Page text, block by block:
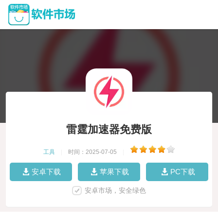
雷霆加速器免费版
工具 时间：2025-07-05
安卓下载 苹果下载 PC下载
安卓市场，安全绿色